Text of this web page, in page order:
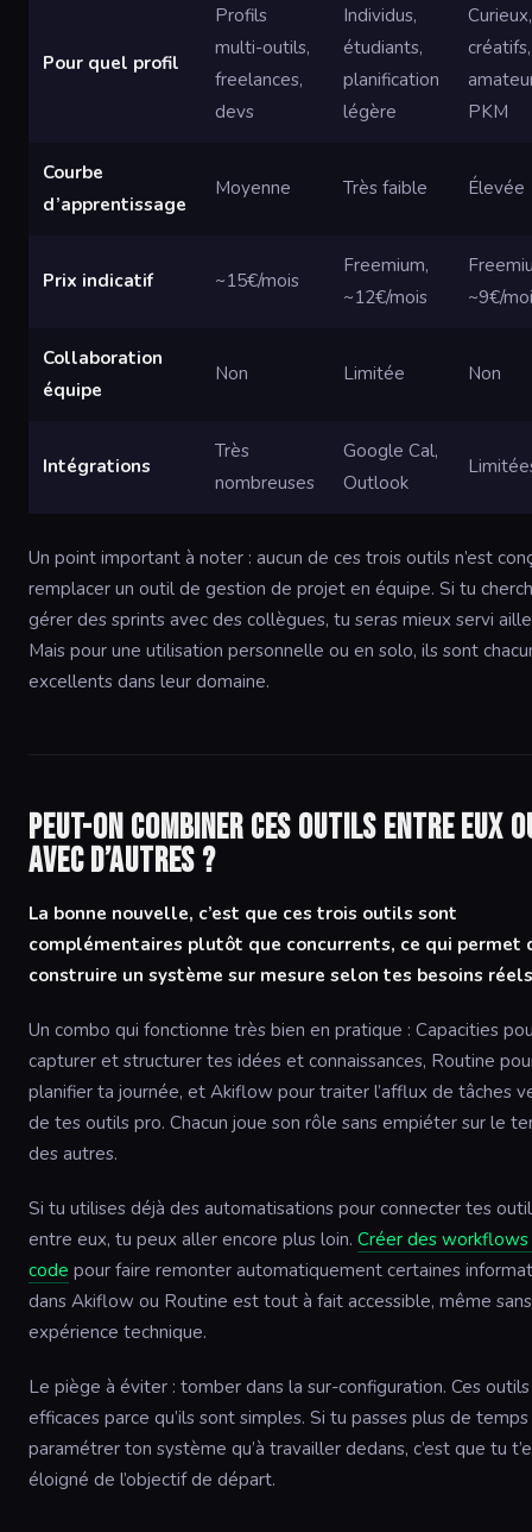
Pour quel profil
Profils
multi-outils,
freelances,
devs
Individus,
étudiants,
planification
légère
Curieux,
créatifs,
PKM
Courbe
d’apprentissage
Moyenne Très faible Élevée
Prix indicatif ~15€/mois
Freemium,
~12€/mois
~9€/
Collaboration
équipe
Non Limitée Non
Intégrations
Très
nombreuses
Google Cal,
Outlook
Un point important à noter : aucun de ces trois outils n’est
remplacer un outil de gestion de projet en équipe. Si tu
gérer des sprints avec des collègues, tu seras mieux servi
Mais pour une utilisation personnelle ou en solo, ils sont
excellents dans leur domaine.
Peut-on combiner ces outils entre eux
avec d’autres ?
La bonne nouvelle, c’est que ces trois outils sont
complémentaires plutôt que concurrents, ce qui permet
construire un système sur mesure selon tes besoins
Un combo qui fonctionne très bien en pratique : Capacities
capturer et structurer tes idées et connaissances, Routine
planifier ta journée, et Akiflow pour traiter l’afflux de tâches
de tes outils pro. Chacun joue son rôle sans empiéter sur le
des autres.
Si tu utilises déjà des automatisations pour connecter tes
entre eux, tu peux aller encore plus loin. Créer des
code pour faire remonter automatiquement certaines
dans Akiflow ou Routine est tout à fait accessible, même sans
expérience technique.
Le piège à éviter : tomber dans la sur-configuration. Ces
efficaces parce qu’ils sont simples. Si tu passes plus de temps
paramétrer ton système qu’à travailler dedans, c’est que tu
éloigné de l’objectif de départ.